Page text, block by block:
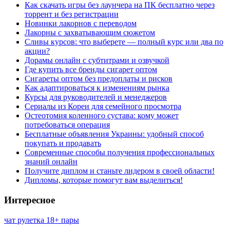
Как скачать игры без лаунчера на ПК бесплатно через
торрент и без регистрации
Новинки лакорнов с переводом
Лакорны с захватывающим сюжетом
Сливы курсов: что выберете — полный курс или два по
акции?
Дорамы онлайн с субтитрами и озвучкой
Где купить все бренды сигарет оптом
Сигареты оптом без предоплаты и рисков
Как адаптироваться к изменениям рынка
Курсы для руководителей и менеджеров
Сериалы из Кореи для семейного просмотра
Остеотомия коленного сустава: кому может
потребоваться операция
Бесплатные объявления Украины: удобный способ
покупать и продавать
Современные способы получения профессиональных
знаний онлайн
Получите диплом и станьте лидером в своей области!
Дипломы, которые помогут вам выделиться!
Интересное
чат рулетка 18+ пары